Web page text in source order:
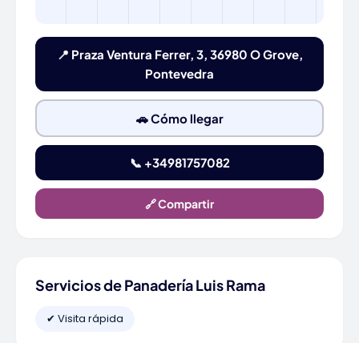
📍 Praza Ventura Ferrer, 3, 36980 O Grove,
Pontevedra
🚗 Cómo llegar
📞 +34981757082
🔗 Compartir
Servicios de Panadería Luis Rama
✔ Visita rápida